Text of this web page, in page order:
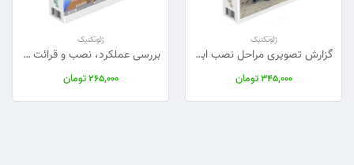
ژئوتکنیک
گزارش تصویری مراحل نصب ابزار دقیق در سد های خاکی
345,000تومان
ژئوتکنیک
بررسی عملکرد، نصب و قرائت سیستم‌های ابزار دقیق
265,000تومان